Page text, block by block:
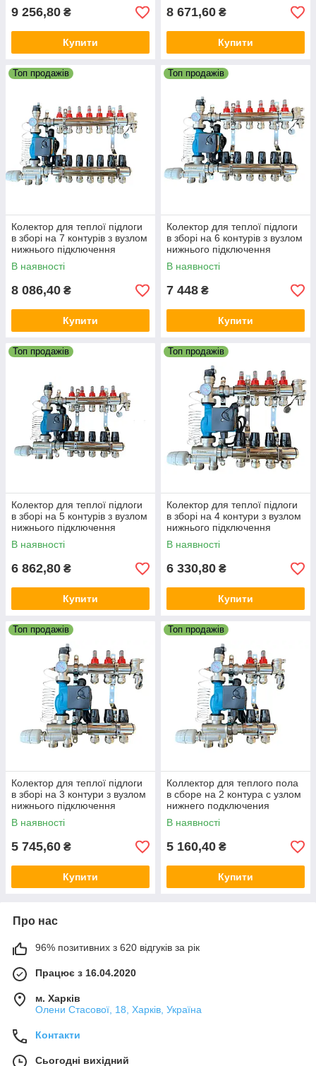
9 256,80 ₴
Купити
8 671,60 ₴
Купити
Топ продажів
Колектор для теплої підлоги
в зборі на 7 контурів з вузлом
нижнього підключення
(латунний), «DJOUL»
Туреччина
В наявності
8 086,40 ₴
Купити
Топ продажів
Колектор для теплої підлоги
в зборі на 6 контурів з вузлом
нижнього підключення
(латунний), «DJOUL»
Туреччина
В наявності
7 448 ₴
Купити
Топ продажів
Колектор для теплої підлоги
в зборі на 5 контурів з вузлом
нижнього підключення
(латунний), «DJOUL»
Туреччина
В наявності
6 862,80 ₴
Купити
Топ продажів
Колектор для теплої підлоги
в зборі на 4 контури з вузлом
нижнього підключення
(латунний), «DJOUL»
Туреччина
В наявності
6 330,80 ₴
Купити
Топ продажів
Колектор для теплої підлоги
в зборі на 3 контури з вузлом
нижнього підключення
(латунний), «DJOUL»
Туреччина
В наявності
5 745,60 ₴
Купити
Топ продажів
Коллектор для теплого пола
в сборе на 2 контура c узлом
нижнего подключения
(латунный) , "DJOUL" Турция
В наявності
5 160,40 ₴
Купити
Про нас
96% позитивних з 620 відгуків за рік
Працює з 16.04.2020
м. Харків
Олени Стасової, 18, Харків, Україна
Контакти
Сьогодні вихідний